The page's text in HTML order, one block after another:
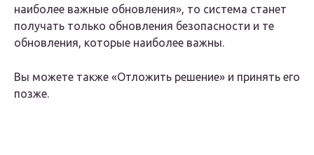
наиболее важные обновления», то система станет
получать только обновления безопасности и те
обновления, которые наиболее важны.
Вы можете также «Отложить решение» и принять его
позже.